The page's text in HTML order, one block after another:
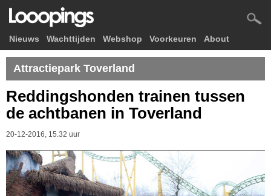
Nieuws Wachttijden Webshop Voorkeuren About
Attractiepark Toverland
Reddingshonden trainen tussen
de achtbanen in Toverland
20-12-2016, 15.32 uur